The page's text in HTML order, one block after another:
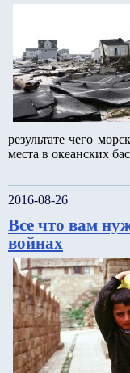
результате чего
места в океанских
2016-08-26
Все что вам
войнах